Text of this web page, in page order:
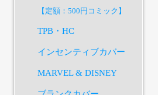
【定額：500円コミック】
TPB・HC
インセンティブカバー
MARVEL & DISNEY